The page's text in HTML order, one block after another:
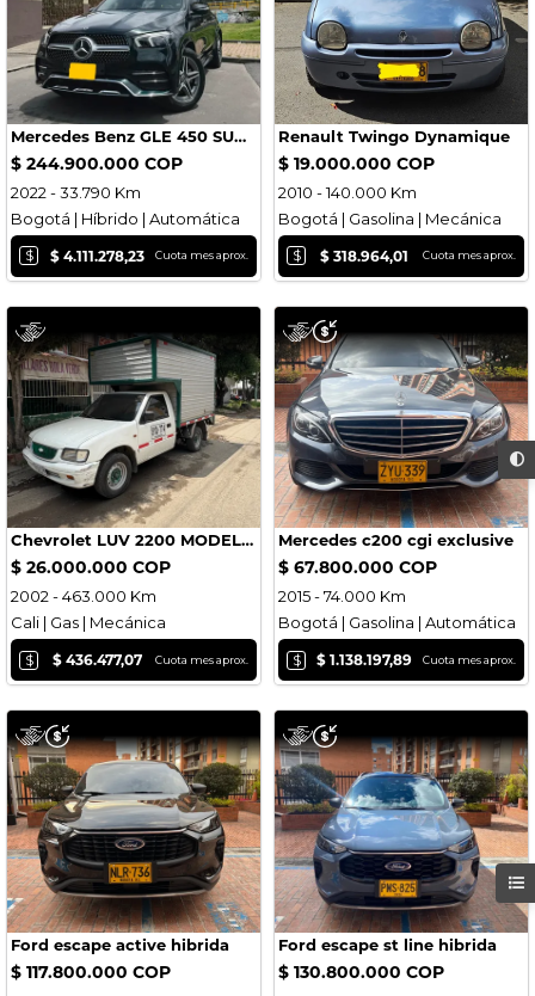
Mercedes Benz GLE 450 SUV 2022
$ 244.900.000 COP
2022 - 33.790 Km
Bogotá | Híbrido | Automática
$ $ 4.111.278,23 Cuota mes aprox.
Renault Twingo Dynamique
$ 19.000.000 COP
2010 - 140.000 Km
Bogotá | Gasolina | Mecánica
$ $ 318.964,01 Cuota mes aprox.
Chevrolet LUV 2200 MODELO 2002 NO TRASPASO SIN MULTAS Y TRABAJO
$ 26.000.000 COP
2002 - 463.000 Km
Cali | Gas | Mecánica
$ $ 436.477,07 Cuota mes aprox.
Mercedes c200 cgi exclusive
$ 67.800.000 COP
2015 - 74.000 Km
Bogotá | Gasolina | Automática
$ $ 1.138.197,89 Cuota mes aprox.
Ford escape active hibrida
$ 117.800.000 COP
Ford escape st line hibrida
$ 130.800.000 COP